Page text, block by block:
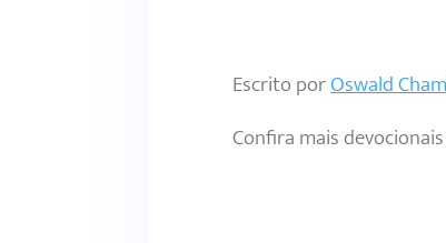
Escrito porOswald
Confira mais